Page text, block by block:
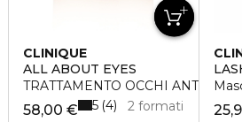
CLINIQUE
ALL ABOUT EYES
TRATTAMENTO OCCHI ANTI-
58,00 € 2 formati
5 4